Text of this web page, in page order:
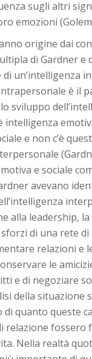
sugli altri
emozioni
origine dai
di Gardner e
un’intelligenza
è il
sviluppo
intelligenza
e non c’è
e sociale
avevano
alla leadership, la
di una rete di
relazioni e
le
e di negoziare
della situazione
di quanto queste
relazione fossero
Nella realtà